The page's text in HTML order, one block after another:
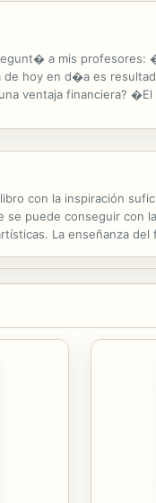
a mis
hoy en d�a es
ventaja financiera?
con la inspiración
se puede conseguir con
La enseñanza del